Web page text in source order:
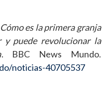
Cómo es la primera granja
puede revolucionar la
. BBC News Mundo.
noticias-40705537